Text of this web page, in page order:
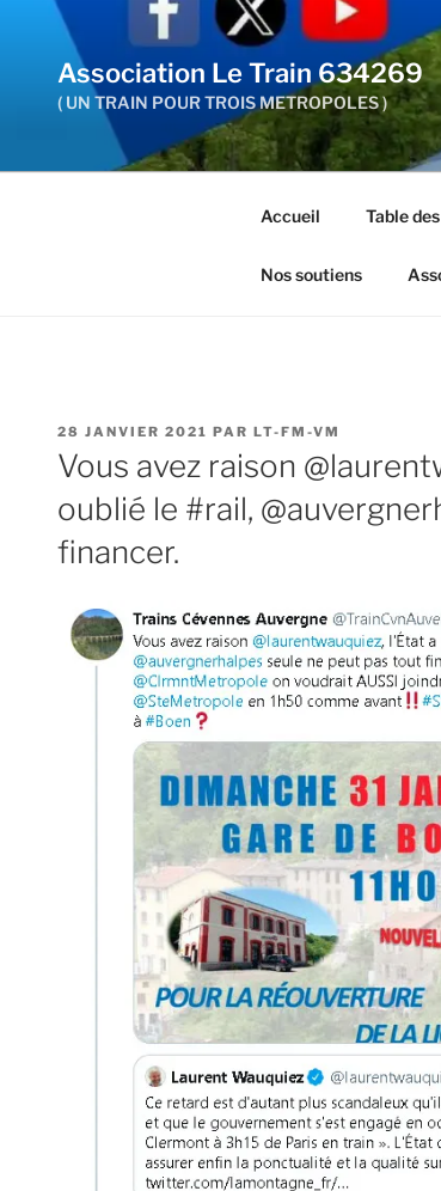
contenu
principal
Association Le Train 634269
( UN TRAIN POUR TROIS METROPOLES )
Accueil Table
Nos soutiens
PUBLIÉ
LE
28 JANVIER 2021 PAR LT-FM-VM
Vous avez raison
oublié le #rail,
financer.